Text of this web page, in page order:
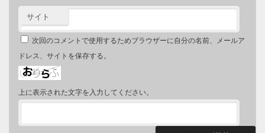
サイト
次回のコメントで使用するためブラウザーに自分の名前、メールア
ドレス、サイトを保存する。
上に表示された文字を入力してください。